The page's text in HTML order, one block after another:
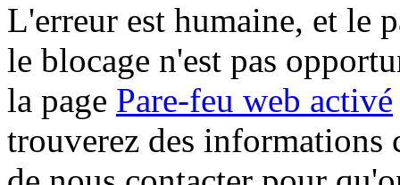
L'erreur est humaine, et le
le blocage n'est pas
la page Pare-feu web activé
trouverez des informations